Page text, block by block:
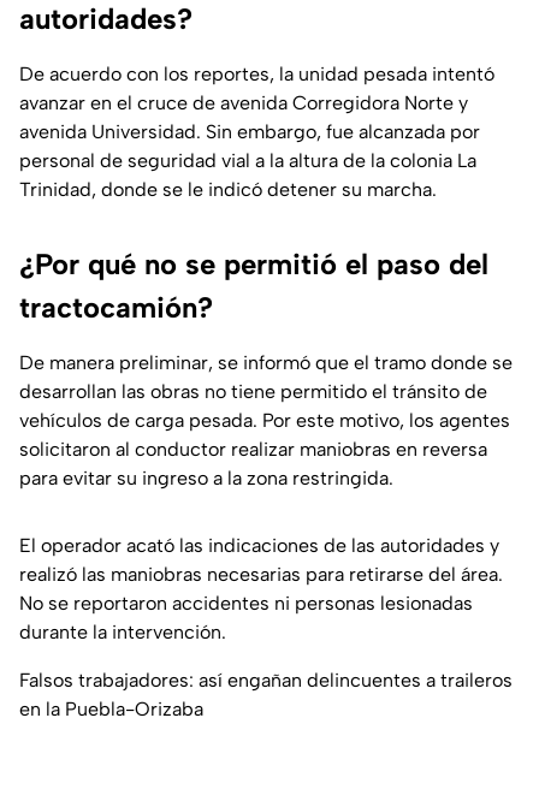
autoridades?
De acuerdo con los reportes, la unidad pesada intentó
avanzar en el cruce de avenida Corregidora Norte y
avenida Universidad. Sin embargo, fue alcanzada por
personal de seguridad vial a la altura de la colonia La
Trinidad, donde se le indicó detener su marcha.
¿Por qué no se permitió el paso del
tractocamión?
De manera preliminar, se informó que el tramo donde se
desarrollan las obras no tiene permitido el tránsito de
vehículos de carga pesada. Por este motivo, los agentes
solicitaron al conductor realizar maniobras en reversa
para evitar su ingreso a la zona restringida.
El operador acató las indicaciones de las autoridades y
realizó las maniobras necesarias para retirarse del área.
No se reportaron accidentes ni personas lesionadas
durante la intervención.
Falsos trabajadores: así engañan delincuentes a traileros
en la Puebla-Orizaba